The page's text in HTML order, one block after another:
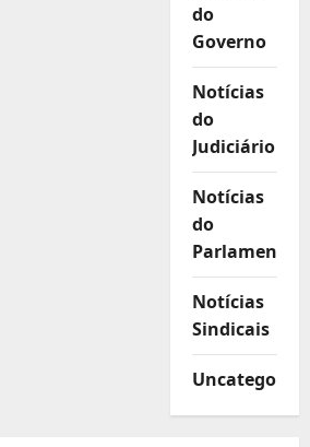
do
Governo
Notícias
do
Judiciário
Notícias
do
Parlamento
Notícias
Sindicais